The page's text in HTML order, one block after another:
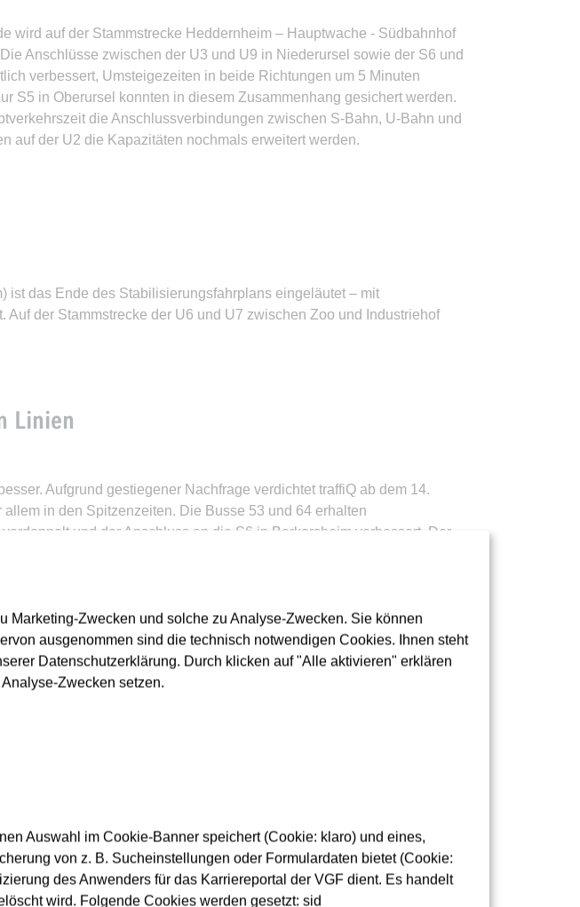
wird auf der Stammstrecke Heddernheim – Hauptwache - Südbahnhof
Anschlüsse zwischen der U3 und U9 in Niederursel sowie der S6 und
verbessert, Umsteigezeiten in beide Richtungen um 5 Minuten
S5 in Oberursel konnten in diesem Zusammenhang gesichert werden.
die Anschlussverbindungen zwischen S-Bahn, U-Bahn und
auf der U2 die Kapazitäten nochmals erweitert werden.
ist das Ende des Stabilisierungsfahrplans eingeläutet – mit
der Stammstrecke der U6 und U7 zwischen Zoo und Industriehof
Linien
Aufgrund gestiegener Nachfrage verdichtet traffiQ ab dem 14.
in den Spitzenzeiten. Die Busse 53 und 64 erhalten
und der Anschluss an die S6 in Berkersheim verbessert. Der
und ältere Fahrzeitenplanungen bei Bedarf nachzujustieren. Auf
Straßenraum bremsen Busse und Bahnen oftmals und regelmäßig aus,
sind vorprogrammiert, die Unzufriedenheit steigt und Reiseplanungen
11 und 18, geringe Verlängerungen der Fahrzeiten vorgenommen.
Auch hier bedeutet dies in der Regel eine geringfügige
und Planbarkeit für die Fahrgäste.
Marketing-Zwecken und solche zu Analyse-Zwecken. Sie können
ausgenommen sind die technisch notwendigen Cookies. Ihnen steht
Datenschutzerklärung. Durch klicken auf "Alle aktivieren" erklären
Zwecken setzen.
Auswahl im Cookie-Banner speichert (Cookie: klaro) und eines,
von z. B. Sucheinstellungen oder Formulardaten bietet (Cookie:
des Anwenders für das Karriereportal der VGF dient. Es handelt
wird. Folgende Cookies werden gesetzt: sid